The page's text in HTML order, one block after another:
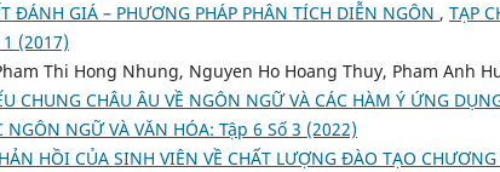
ĐÁNH GIÁ – PHƯƠNG PHÁP PHÂN TÍCH DIỄN NGÔN , TẠP
(2017)
Thi Hong Nhung, Nguyen Ho Hoang Thuy, Pham Anh
CHUNG CHÂU ÂU VỀ NGÔN NGỮ VÀ CÁC HÀM Ý ỨNG
NGÔN NGỮ VÀ VĂN HÓA: Tập 6 Số 3 (2022)
HỒI CỦA SINH VIÊN VỀ CHẤT LƯỢNG ĐÀO TẠO